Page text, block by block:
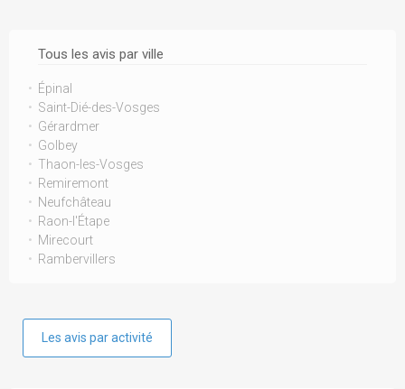
Tous les avis par ville
Épinal
Saint-Dié-des-Vosges
Gérardmer
Golbey
Thaon-les-Vosges
Remiremont
Neufchâteau
Raon-l'Étape
Mirecourt
Rambervillers
Les avis par activité